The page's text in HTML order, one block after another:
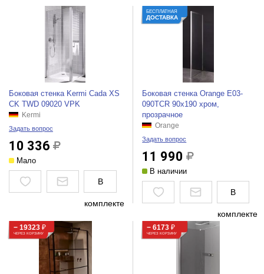
Боковая стенка Kermi Cada XS
CK TWD 09020 VPK
Kermi
Задать вопрос
10 336
Мало
В
комплекте
БЕСПЛАТНАЯ
ДОСТАВКА
Боковая стенка Orange E03-
090TCR 90x190 хром,
прозрачное
Orange
Задать вопрос
11 990
В наличии
В
комплекте
− 19323 ₽
ЧЕРЕЗ КОРЗИНУ
− 6173 ₽
ЧЕРЕЗ КОРЗИНУ